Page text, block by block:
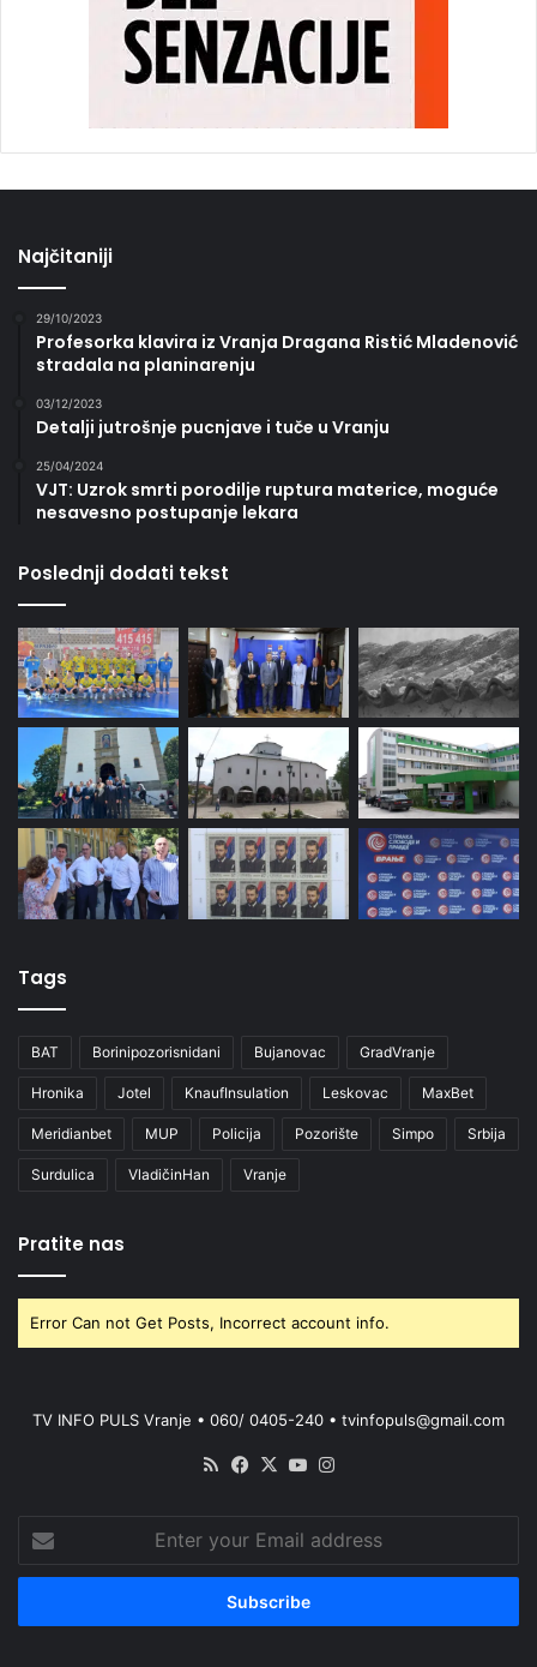
Najčitaniji
29/10/2023
Profesorka klavira iz Vranja Dragana Ristić Mladenović
stradala na planinarenju
03/12/2023
Detalji jutrošnje pucnjave i tuče u Vranju
25/04/2024
VJT: Uzrok smrti porodilje ruptura materice, moguće
nesavesno postupanje lekara
Poslednji dodati tekst
Tags
BAT Borinipozorisnidani Bujanovac GradVranje
Hronika Jotel KnaufInsulation Leskovac MaxBet
Meridianbet MUP Policija Pozorište Simpo Srbija
Surdulica VladičinHan Vranje
Pratite nas
Error Can not Get Posts, Incorrect account info.
TV INFO PULS Vranje • 060/ 0405-240 • tvinfopuls@gmail.com
RSS Facebook
X YouTube
your
Email